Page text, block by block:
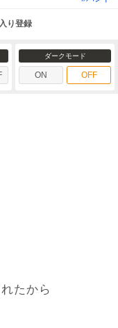
り登録
ダークモード
ON OFF
たから